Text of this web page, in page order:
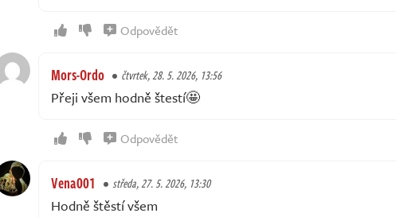
Odpovědět
Mors-Ordo čtvrtek, 28. 5. 2026, 13:56
Přeji všem hodně štestí🤩
Odpovědět
Vena001 středa, 27. 5. 2026, 13:30
Hodně štěstí všem